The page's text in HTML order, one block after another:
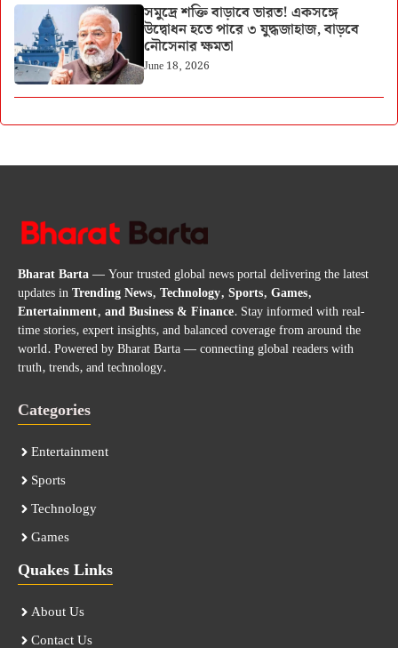
সমুদ্রে শক্তি বাড়াবে ভারত! একসঙ্গে
উদ্বোধন হতে পারে ৩ যুদ্ধজাহাজ, বাড়বে
নৌসেনার ক্ষমতা
June 18, 2026
Bharat Barta— Your trusted global news portal delivering the latest
updates inTrending News, Technology, Sports, Games,
Entertainment, and Business & Finance. Stay informed with real-
time stories, expert insights, and balanced coverage from around the
world. Powered by Bharat Barta — connecting global readers with
truth, trends, and technology.
Categories
Entertainment
Sports
Technology
Games
Quakes Links
About Us
Contact Us